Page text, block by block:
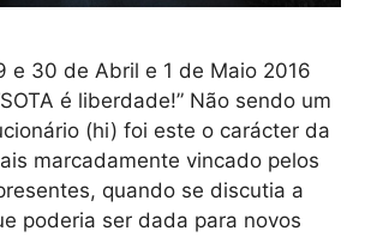
e 30 de Abril e 1 de Maio 2016
é liberdade!” Não sendo um
(hi) foi este o carácter da
marcadamente vincado pelos
quando se discutia a
poderia ser dada para novos